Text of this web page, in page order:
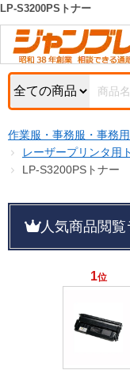
カテゴリ
お知らせ
特集・
初めての
お問い合
サポート
ジャンブ
新規登録
キーワード検索
検索条件
商品カテゴリから選ぶ
商品ステータスで絞る
キャンペーン
オリジナル
LP-S3200PSトナー
作業服・事務服・事務
レーザープリンタ用
LP-S3200PSトナー
人気商品閲
1位